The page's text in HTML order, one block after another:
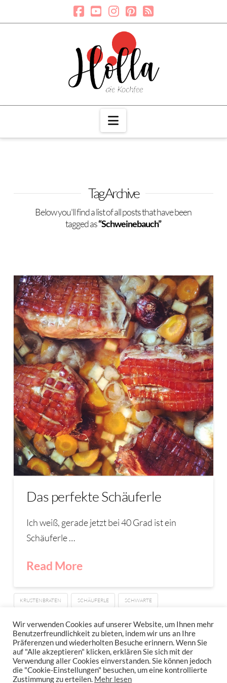
Navigation
Tag Archive
Below you'll find a list of all posts that have been
tagged as“Schweinebauch”
Das perfekte Schäuferle
Ich weiß, gerade jetzt bei 40 Grad ist ein
Schäuferle …
Read More
KRUSTENBRATEN SCHÄUFERLE SCHWARTE
IMPRESSUM
DATENSCHUTZERKLÄRUNG
NEWSLETTER DATENSCHUTZRICHTLINIEN
Wir verwenden Cookies auf unserer Website, um Ihnen mehr
Benutzerfreundlichkeit zu bieten, indem wir uns an Ihre
Präferenzen und wiederholten Besuche erinnern. Wenn Sie
auf "Alle akzeptieren" klicken, erklären Sie sich mit der
Verwendung aller Cookies einverstanden. Sie können jedoch
die "Cookie-Einstellungen" besuchen, um eine kontrollierte
Zustimmung zu erteilen. Mehr lesen